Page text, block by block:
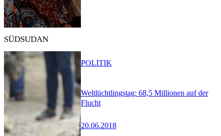
SÜDSUDAN
Weltlüchtlingstag: 68,5 Millionen auf der
Flucht
20.06.2018
POLITIK